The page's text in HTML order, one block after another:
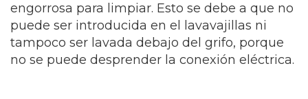
engorrosa para limpiar. Esto se debe a que no
puede ser introducida en el lavavajillas ni
tampoco ser lavada debajo del grifo, porque
no se puede desprender la conexión eléctrica.